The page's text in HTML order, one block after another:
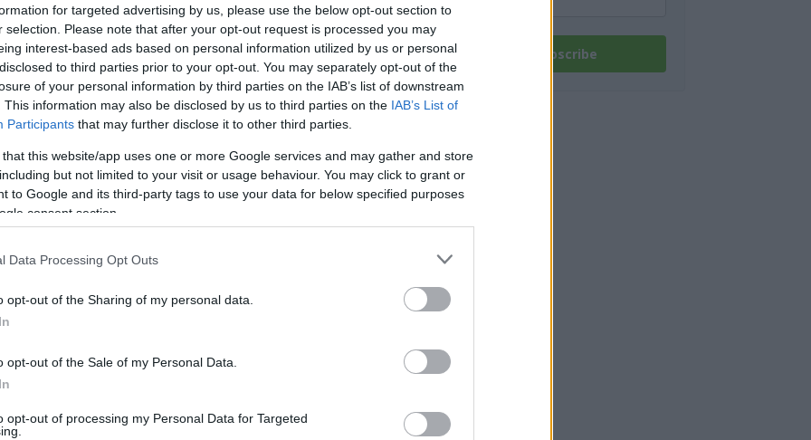
for targeted advertising by us, please use the below opt-out section to
selection. Please note that after your opt-out request is processed you may
interest-based ads based on personal information utilized by us or personal
to third parties prior to your opt-out. You may separately opt-out of the
of your personal information by third parties on the IAB’s list of downstream
This information may also be disclosed by us to third parties on the IAB’s List of
Participants that may further disclose it to other third parties.
that this website/app uses one or more Google services and may gather and store
but not limited to your visit or usage behaviour. You may click to grant or
to Google and its third-party tags to use your data for below specified purposes
consent section.
Data Processing Opt Outs
opt-out of the Sharing of my personal data.
opt-out of the Sale of my Personal Data.
opt-out of processing my Personal Data for Targeted
September und dem 10. Oktober über 150
Subscribe